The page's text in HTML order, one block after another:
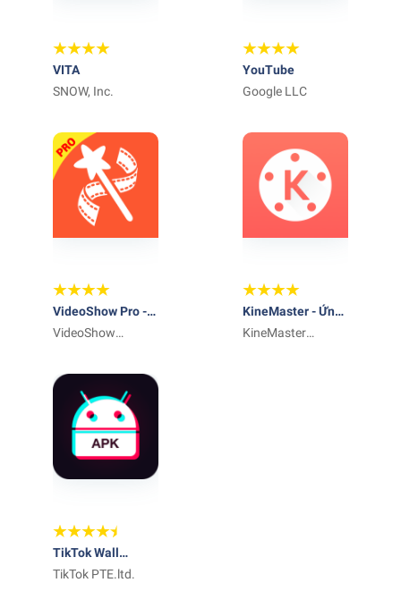
VITA
SNOW, Inc.
YouTube
Google LLC
VideoShow Pro -
Video Editor
VideoShow
Editor & Video
Maker Inc
KineMaster - Ứng
dụng để tạo chỉnh
KineMaster
TikTok Wall
Picture
TikTok PTE.ltd.